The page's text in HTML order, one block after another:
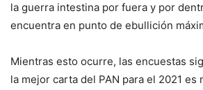
la guerra intestina por fuera y por
encuentra en punto de ebullición
Mientras esto ocurre, las encuestas
la mejor carta del PAN para el 2021